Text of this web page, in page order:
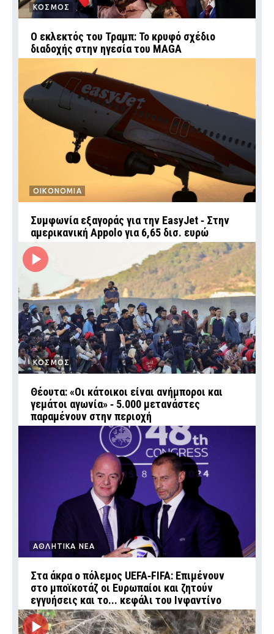
ΚΟΣΜΟΣ
Ο εκλεκτός του Τραμπ: Το κρυφό σχέδιο
διαδοχής στην ηγεσία του MAGA
ΟΙΚΟΝΟΜΙΑ
Συμφωνία εξαγοράς για την EasyJet ‑ Στην
αμερικανική Appolo για 6,65 δισ. ευρώ
ΚΟΣΜΟΣ
Θέουτα: «Οι κάτοικοι είναι ανήμποροι και
γεμάτοι αγωνία» ‑ 5.000 μετανάστες
παραμένουν στην περιοχή
ΑΘΛΗΤΙΚΑ ΝΕΑ
Στα άκρα ο πόλεμος UEFA‑FIFA: Επιμένουν
στο μποϊκοτάζ οι Ευρωπαίοι και ζητούν
εγγυήσεις και το... κεφάλι του Ινφαντίνο